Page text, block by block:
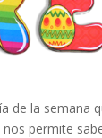
de la semana
permite